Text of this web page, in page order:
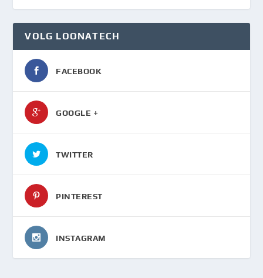
VOLG LOONATECH
FACEBOOK
GOOGLE +
TWITTER
PINTEREST
INSTAGRAM